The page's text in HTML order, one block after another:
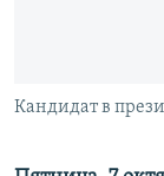
ELIFBE
Кандидат в